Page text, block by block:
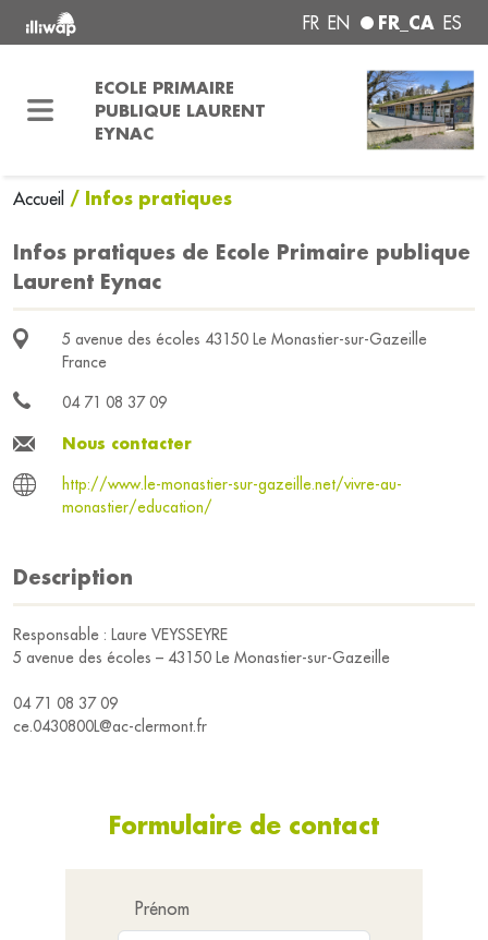
FR EN FR_CA ES
ECOLE PRIMAIRE
PUBLIQUE LAURENT
EYNAC
Accueil / Infos pratiques
Infos pratiques de Ecole Primaire publique
Laurent Eynac
5 avenue des écoles 43150 Le Monastier-sur-Gazeille
France
04 71 08 37 09
Nous contacter
http://www.le-monastier-sur-gazeille.net/vivre-au-
monastier/education/
Description
Responsable : Laure VEYSSEYRE
5 avenue des écoles – 43150 Le Monastier-sur-Gazeille
04 71 08 37 09
ce.0430800L@ac-clermont.fr
Formulaire de contact
Prénom